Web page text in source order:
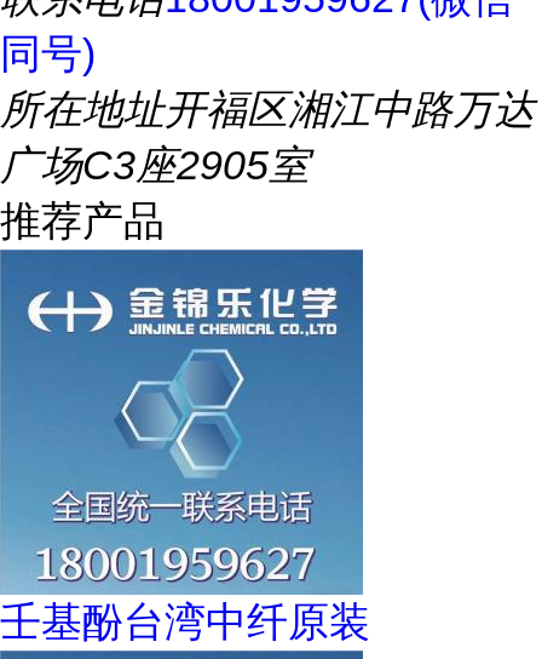
同号)
所在地址开福区湘江中路万达
广场C3座2905室
推荐产品
壬基酚台湾中纤原装